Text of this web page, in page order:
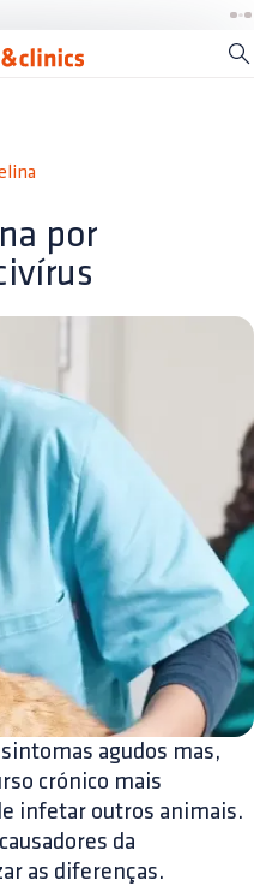
por
agudos mas,
crónico mais
infetar outros animais.
da
as diferenças.